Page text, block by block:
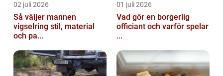
02 juli 2026
Så väljer mannen
vigselring stil, material
och pa...
01 juli 2026
Vad gör en borgerlig
officiant och varför spelar
...